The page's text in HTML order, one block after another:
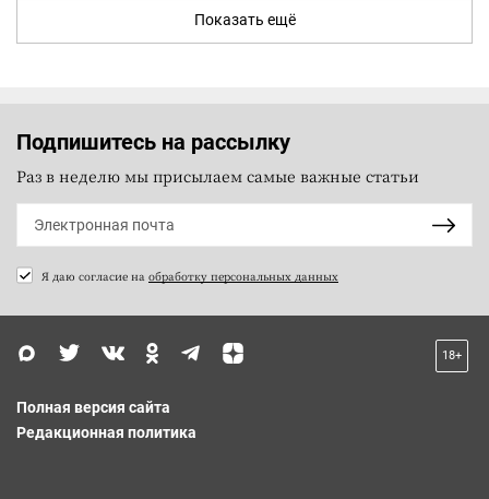
Показать ещё
Подпишитесь на рассылку
Раз в неделю мы присылаем самые важные статьи
Я даю согласие на обработку персональных данных
18+
Полная версия сайта
Редакционная политика